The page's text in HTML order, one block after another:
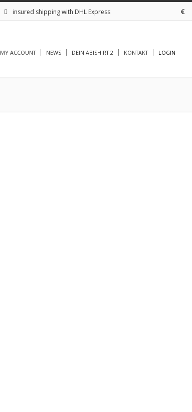
insured shipping with DHL Express €
MY ACCOUNT NEWS DEIN ABISHIRT 2 KONTAKT LOGIN